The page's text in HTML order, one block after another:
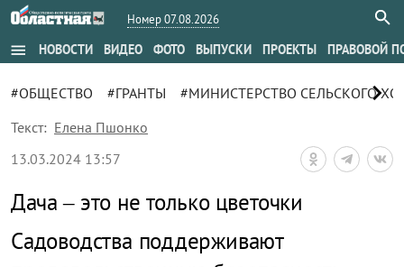
Номер 07.08.2026
menu НОВОСТИ ВИДЕО ФОТО ВЫПУСКИ ПРОЕКТЫ ПРАВОВОЙ
#ОБЩЕСТВО #ГРАНТЫ #МИНИСТЕРСТВО СЕЛЬСКОГОchevron_right
Текст: Елена Пшонко
13.03.2024 13:57
Дача – это не только цветочки
Садоводства поддерживают